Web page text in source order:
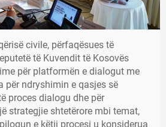
civile, përfaqësues të
të Kuvendit të Kosovës
për platformën e dialogut me
për ndryshimin e qasjes së
proces dialogu dhe për
strategjie shtetërore mbi temat,
e këtij procesi u konsiderua